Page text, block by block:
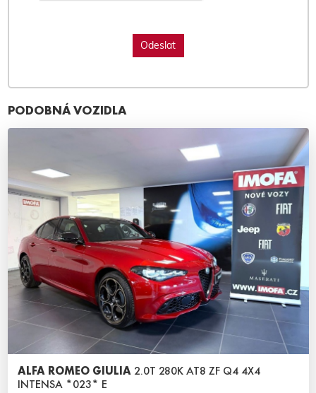
PODOBNÁ VOZIDLA
ALFA ROMEO GIULIA 2.0T 280K AT8 ZF Q4 4X4
INTENSA *023* E